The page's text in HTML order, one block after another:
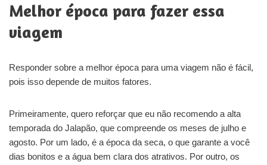
Melhor época para fazer essa
viagem
Responder sobre a melhor época para uma viagem não é fácil,
pois isso depende de muitos fatores.
Primeiramente, quero reforçar que eu não recomendo a alta
temporada do Jalapão, que compreende os meses de julho e
agosto. Por um lado, é a época da seca, o que garante a você
dias bonitos e a água bem clara dos atrativos. Por outro, os